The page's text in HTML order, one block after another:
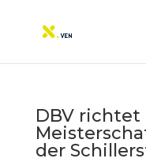
DBV richtet
der